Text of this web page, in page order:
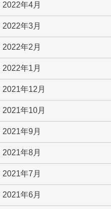
2022年4月
2022年3月
2022年2月
2022年1月
2021年12月
2021年10月
2021年9月
2021年8月
2021年7月
2021年6月